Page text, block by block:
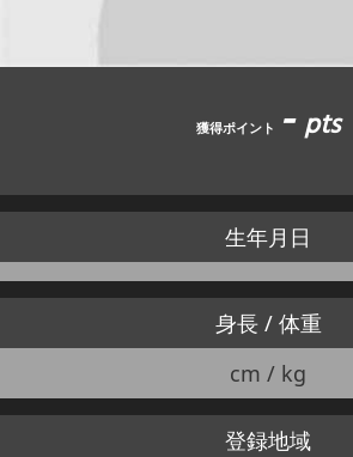
獲得ポイント -pts
生年月日
身長 / 体重
cm / kg
登録地域